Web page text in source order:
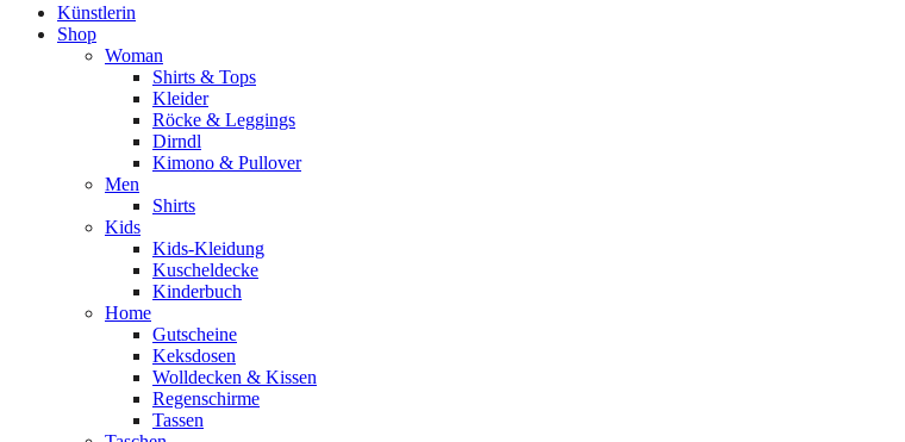
Künstlerin
Shop
Woman
Shirts & Tops
Kleider
Röcke & Leggings
Dirndl
Kimono & Pullover
Men
Shirts
Kids
Kids-Kleidung
Kuscheldecke
Kinderbuch
Home
Gutscheine
Keksdosen
Wolldecken & Kissen
Regenschirme
Tassen